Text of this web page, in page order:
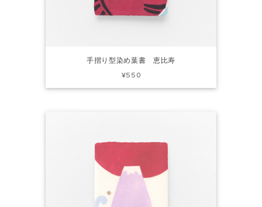
手摺り型染め葉書 恵比寿
¥550